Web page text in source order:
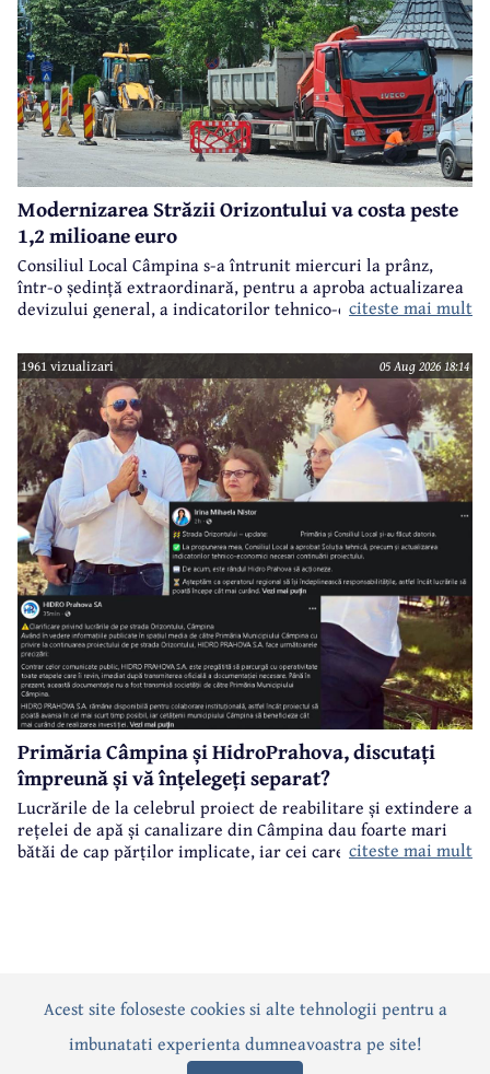
Modernizarea Străzii Orizontului va costa peste
1,2 milioane euro
Consiliul Local Câmpina s-a întrunit miercuri la prânz,
într-o ședință extraordinară, pentru a aproba actualizarea
devizului general, a indicatorilor tehnico-economici și a
realizarea modernizării Străzii Orizontului, obiectiv
finanțat prin Programul Național de Investiții ”Anghel
Saligny”.
citeste mai mult
1961 vizualizari 05 Aug 2026 18:14
Primăria Câmpina și HidroPrahova, discutați
împreună și vă înțelegeți separat?
Lucrările de la celebrul proiect de reabilitare și extindere a
rețelei de apă și canalizare din Câmpina dau foarte mari
bătăi de cap părților implicate, iar cei care suferă sunt
citeste mai mult
ActualitatePoliticăSocialEvenimentInterviuri
Acest site foloseste cookies si alte tehnologii pentru a
imbunatati experienta dumneavoastra pe site!